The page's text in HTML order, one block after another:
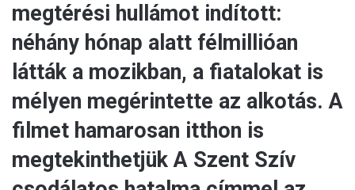
megtérési hullámot indított:
néhány hónap alatt félmillióan
látták a mozikban, a fiatalokat is
mélyen megérintette az alkotás. A
filmet hamarosan itthon is
megtekinthetjük A Szent Szív